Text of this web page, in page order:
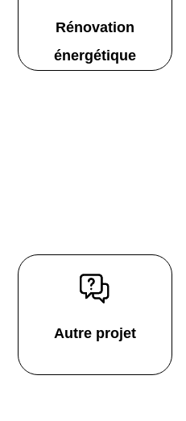
Rénovation
énergétique
Autre projet